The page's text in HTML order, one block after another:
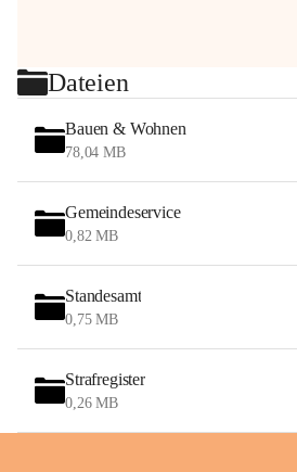
Dateien
Bauen & Wohnen
78,04 MB
Gemeindeservice
0,82 MB
Standesamt
0,75 MB
Strafregister
0,26 MB